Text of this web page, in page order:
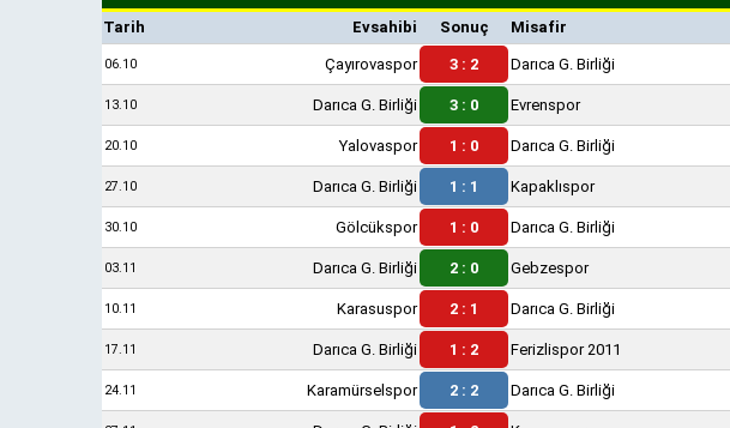
Tarih Evsahibi Sonuç Misafir
06.10 Çayırovaspor 3 : 2 Darıca G. Birliği
13.10 Darıca G. Birliği 3 : 0 Evrenspor
20.10 Yalovaspor 1 : 0 Darıca G. Birliği
27.10 Darıca G. Birliği 1 : 1 Kapaklıspor
30.10 Gölcükspor 1 : 0 Darıca G. Birliği
03.11 Darıca G. Birliği 2 : 0 Gebzespor
10.11 Karasuspor 2 : 1 Darıca G. Birliği
17.11 Darıca G. Birliği 1 : 2 Ferizlispor 2011
24.11 Karamürselspor 2 : 2 Darıca G. Birliği